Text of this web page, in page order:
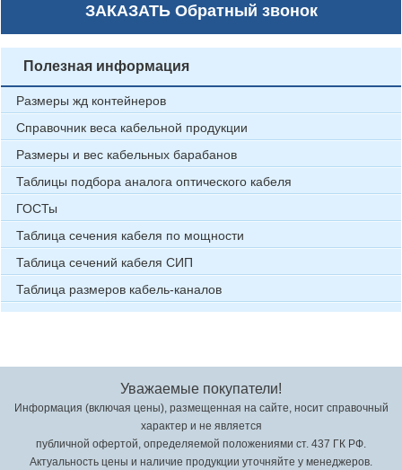
ЗАКАЗАТЬОбратный звонок
Полезная информация
Размеры жд контейнеров
Справочник веса кабельной продукции
Размеры и вес кабельных барабанов
Таблицы подбора аналога оптического кабеля
ГОСТы
Таблица сечения кабеля по мощности
Таблица сечений кабеля СИП
Таблица размеров кабель-каналов
Уважаемые покупатели!
Информация (включая цены), размещенная на сайте, носит справочный
характер и не является
публичной офертой, определяемой положениями ст. 437 ГК РФ.
Актуальность цены и наличие продукции уточняйте у менеджеров.